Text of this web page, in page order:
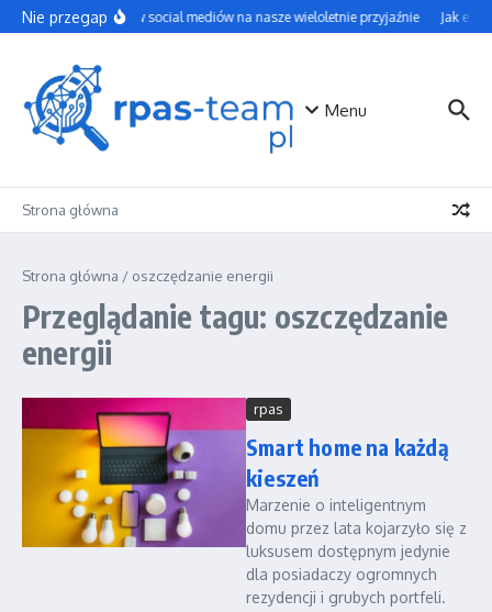
Przejdź do treści
Nie przegapWpływ social mediów na nasze wieloletnie przyjaźnie Jak
Menu
Strona główna
Strona główna / oszczędzanie energii
Przeglądanie tagu: oszczędzanie
energii
rpas
Smart home na każdą
kieszeń
Marzenie o inteligentnym
domu przez lata kojarzyło się z
luksusem dostępnym jedynie
dla posiadaczy ogromnych
rezydencji i grubych portfeli.